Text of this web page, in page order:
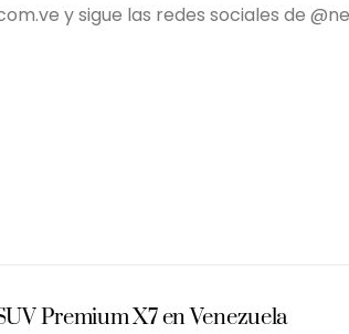
y sigue las redes sociales de
Premium X7 en Venezuela